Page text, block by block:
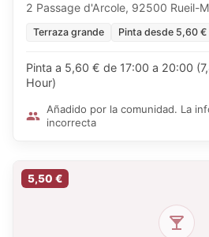
2 Passage d'Arcole, 92500 Rueil-
Terraza grande Pinta desde 5,60 €
Pinta a 5,60 € de 17:00 a 20:00
Hour)
Añadido por la comunidad. La
incorrecta
5,50 €